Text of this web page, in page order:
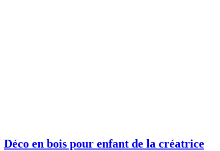
Déco en bois pour enfant de la créatrice